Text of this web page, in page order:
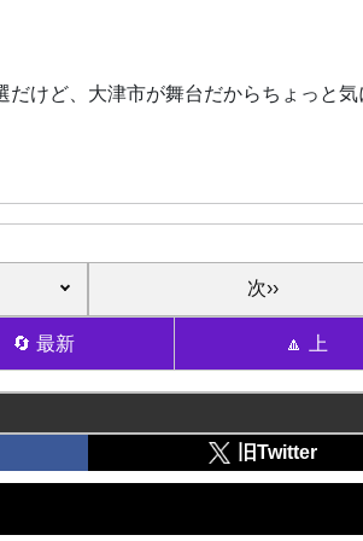
だけど、大津市が舞台だからちょっと気
次››
🔄 最新 🔼 上
旧Twitter